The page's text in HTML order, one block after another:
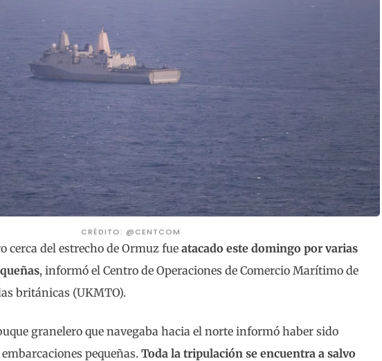
CRÉDITO: @CENTCOM
cerca del estrecho de Ormuz fueatacado este domingo por varias
, informó el Centro de Operaciones de Comercio Marítimo de
británicas (UKMTO).
granelero que navegaba hacia el norte informó haber sido
pequeñas. Toda la tripulación se encuentra a salvo